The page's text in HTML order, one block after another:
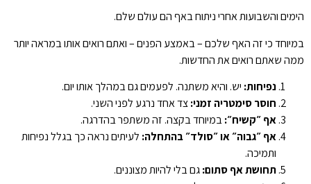
הימים והשבועות אחרי ניתוח באף הם עולם שלם.
במיוחד כי זה האף שלכם – באמצע הפנים – ואתם רואים אותו במראה יותר
ממה שאתם רואים את החדשות.
נפיחות: יש. והיא משתנה. לפעמים גם במהלך אותו יום.
חוסר סימטריה זמני:צד אחד נרגע לפני השני.
אף ״קשיח״:במיוחד בקצה. זה משתפר בהדרגה.
אף ״גבוה״ או ״סולד״ בהתחלה: לעיתים נראה כך בגלל נפיחות
ותמיכה.
תחושת אף סתום:גם בלי להיות מצוננים.